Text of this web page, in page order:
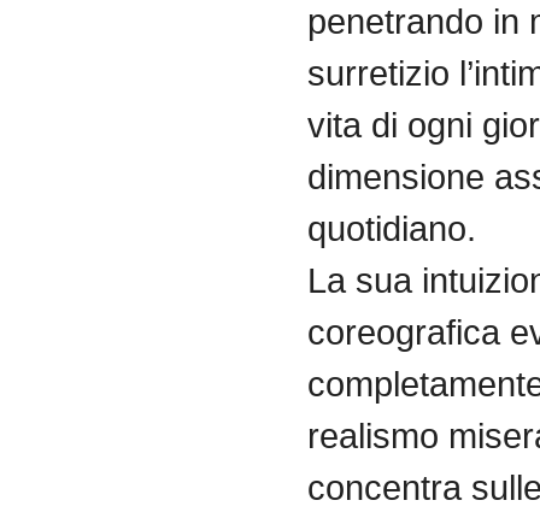
penetrando in
surretizio
vita di ogni
dimensione
quotidiano.
La sua
coreografica
realismo
concentra